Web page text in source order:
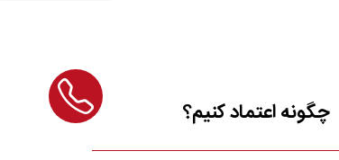
چگونه اعتماد کنیم؟